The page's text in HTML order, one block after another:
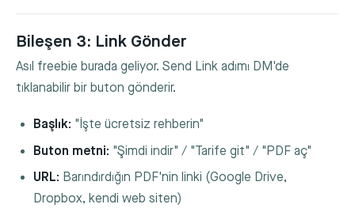
Bileşen 3: Link Gönder
Asıl freebie burada geliyor. Send Link adımı DM'de
tıklanabilir bir buton gönderir.
Başlık: "İşte ücretsiz rehberin"
Buton metni: "Şimdi indir" / "Tarife git" / "PDF aç"
URL: Barındırdığın PDF'nin linki (Google Drive,
Dropbox, kendi web siten)